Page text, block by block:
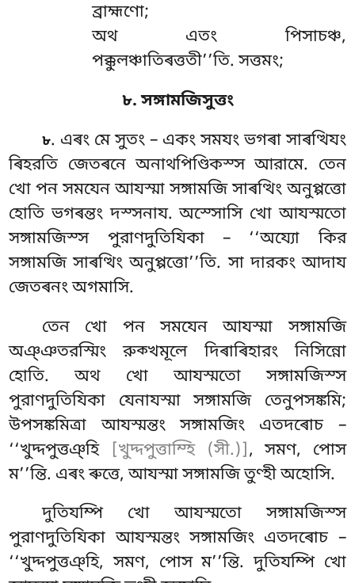
ব্রাহ্মণো;
অথ এতং পিসাচঞ্চ,
পক্কুলঞ্চাতিৰত্ততী’’তি. সত্তমং;
৮. সঙ্গামজিসুত্তং
৮. এৰং মে সুতং – একং সমযং ভগৰা সাৰত্থিযং
ৰিহরতি জেতৰনে অনাথপিণ্ডিকস্স আরামে. তেন
খো পন সমযেন আযস্মা সঙ্গামজি সাৰত্থিং অনুপ্পত্তো
হোতি ভগৰন্তং দস্সনায. অস্সোসি খো আযস্মতো
সঙ্গামজিস্স পুরাণদুতিযিকা – ‘‘অয্যো কির
সঙ্গামজি সাৰত্থিং অনুপ্পত্তো’’তি. সা দারকং আদায
জেতৰনং অগমাসি.
তেন খো পন সমযেন আযস্মা সঙ্গামজি
অঞ্ঞতরস্মিং রুক্খমূলে দিৰাৰিহারং নিসিন্নো
হোতি. অথ খো আযস্মতো সঙ্গামজিস্স
পুরাণদুতিযিকা যেনাযস্মা সঙ্গামজি তেনুপসঙ্কমি;
উপসঙ্কমিত্ৰা আযস্মন্তং সঙ্গামজিং এতদৰোচ –
‘‘খুদ্দপুত্তঞ্হি
[খুদ্দপুত্তাম্হি (সী.)] , সমণ, পোস
ম’’ন্তি. এৰং ৰুত্তে, আযস্মা সঙ্গামজি তুণ্হী অহোসি.
দুতিযম্পি খো আযস্মতো সঙ্গামজিস্স
পুরাণদুতিযিকা আযস্মন্তংসঙ্গামজিং এতদৰোচ –
‘‘খুদ্দপুত্তঞ্হি, সমণ, পোস ম’’ন্তি. দুতিযম্পি খো